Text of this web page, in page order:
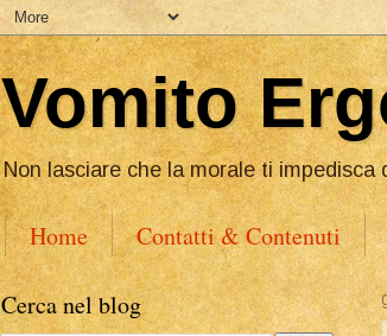
Vomito
Non lasciare che la morale ti impedisca
Home Contatti & Contenuti
Cerca nel blog